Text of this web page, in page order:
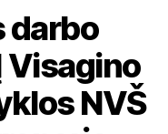
darbo
Visagino
NVŠ